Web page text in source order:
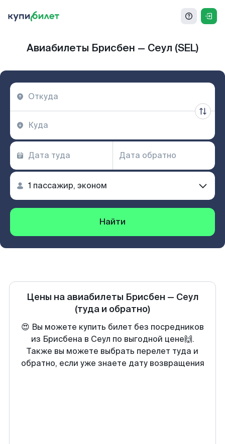
Авиабилеты Брисбен — Сеул (SEL)
Найти
Цены на авиабилеты Брисбен — Сеул
(туда и обратно)
😍 Вы можете купить билет без посредников
из Брисбена в Сеул по выгодной цене🙌.
Также вы можете выбрать перелет туда и
обратно, если уже знаете дату возвращения